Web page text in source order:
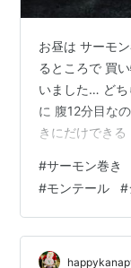
お昼は サーモ
るところで 買
いました… どち
に 腹12分目な
きにだけでき
#サーモン巻き
#モンテール #